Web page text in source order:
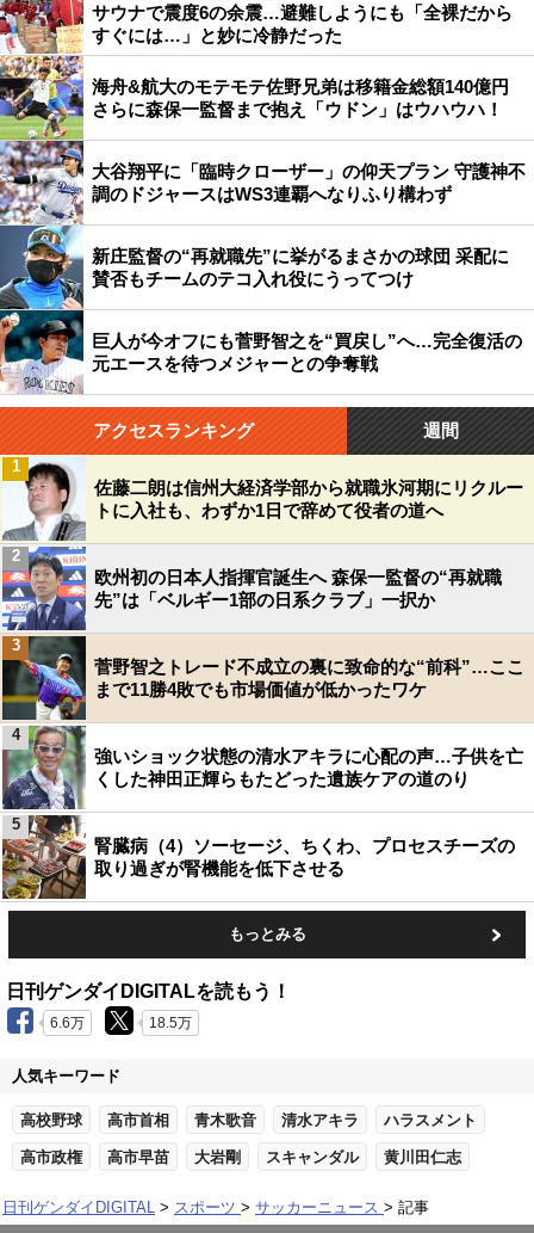
サウナで震度6の余震…避難しようにも「全裸だから
すぐには…」と妙に冷静だった
海舟&航大のモテモテ佐野兄弟は移籍金総額140億円
さらに森保一監督まで抱え「ウドン」はウハウハ！
大谷翔平に「臨時クローザー」の仰天プラン 守護神不
調のドジャースはWS3連覇へなりふり構わず
新庄監督の“再就職先”に挙がるまさかの球団 采配に
賛否もチームのテコ入れ役にうってつけ
巨人が今オフにも菅野智之を“買戻し”へ…完全復活の
元エースを待つメジャーとの争奪戦
アクセスランキング 週間
佐藤二朗は信州大経済学部から就職氷河期にリクルー
トに入社も、わずか1日で辞めて役者の道へ
1
欧州初の日本人指揮官誕生へ 森保一監督の“再就職
先”は「ベルギー1部の日系クラブ」一択か
2
菅野智之トレード不成立の裏に致命的な“前科”…ここ
まで11勝4敗でも市場価値が低かったワケ
3
強いショック状態の清水アキラに心配の声…子供を亡
くした神田正輝らもたどった遺族ケアの道のり
4
腎臓病（4）ソーセージ、ちくわ、プロセスチーズの
取り過ぎが腎機能を低下させる
5
もっとみる
日刊ゲンダイDIGITALを読もう！
6.6万 18.5万
人気キーワード
高校野球 高市首相 青木歌音 清水アキラ ハラスメント
高市政権 高市早苗 大岩剛 スキャンダル 黄川田仁志
日刊ゲンダイDIGITAL スポーツ サッカーニュース 記事